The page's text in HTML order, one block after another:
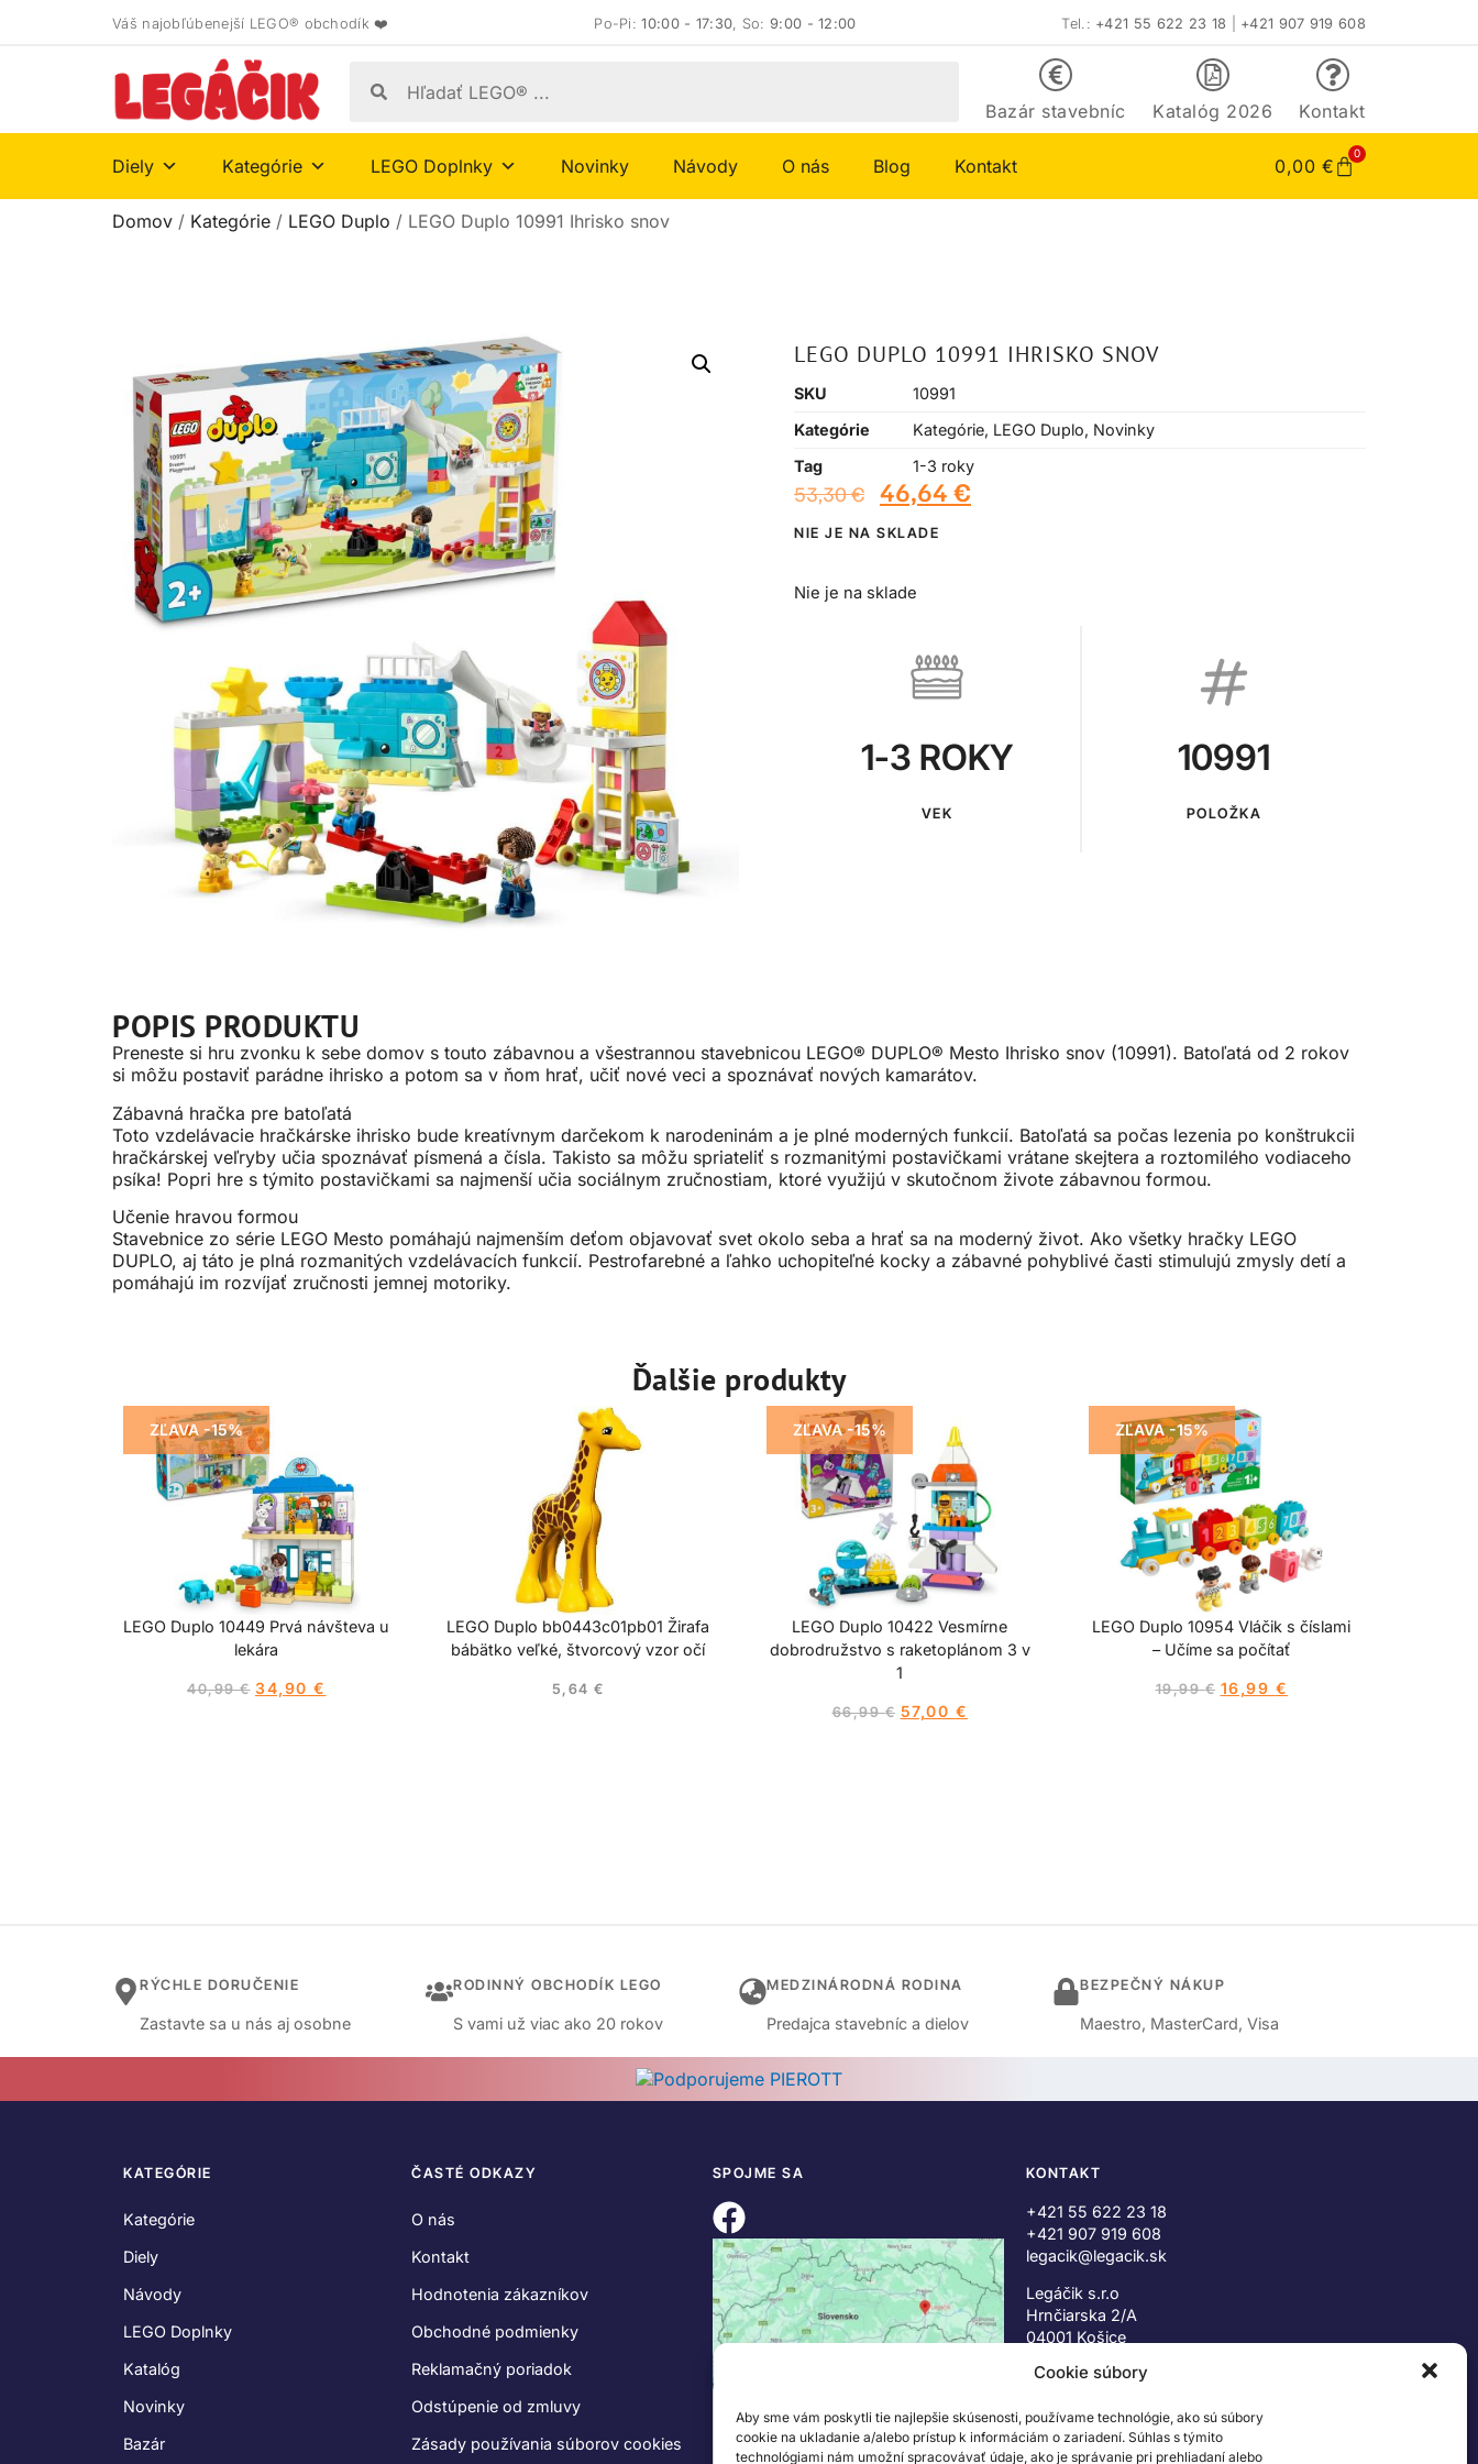
Cookie súbory
Aby sme vám poskytli tie najlepšie skúsenosti, používame technológie, ako sú súbory
cookie na ukladanie a/alebo prístup k informáciám o zariadení. Súhlas s týmito
technológiami nám umožní spracovávať údaje, ako je správanie pri prehliadaní alebo
Váš najobľúbenejší LEGO® obchodík ❤️ Po-Pi:10:00 - 17:30, So:9:00 - 12:00 Tel.: +421 55 622 23 18 +421 907 919 608
Bazár stavebníc Katalóg 2026 Kontakt
Diely Kategórie LEGO Doplnky Novinky Návody O nás Blog Kontakt 0,00 €
0
Domov / Kategórie / LEGO Duplo / LEGO Duplo 10991 Ihrisko snov
LEGO DUPLO 10991 IHRISKO SNOV
SKU
10991
Kategórie
Kategórie, LEGO Duplo, Novinky
Tag
1-3 roky
53,30€ 46,64 €
NIE JE NA SKLADE
Nie je na sklade
1-3 ROKY
VEK
10991
POLOŽKA
POPIS PRODUKTU
Preneste si hru zvonku k sebe domov s touto zábavnou a všestrannou stavebnicou LEGO® DUPLO® Mesto Ihrisko snov (10991). Batoľatá od 2 rokov
si môžu postaviť parádne ihrisko a potom sa v ňom hrať, učiť nové veci a spoznávať nových kamarátov.
Zábavná hračka pre batoľatá
Toto vzdelávacie hračkárske ihrisko bude kreatívnym darčekom k narodeninám a je plné moderných funkcií. Batoľatá sa počas lezenia po konštrukcii
hračkárskej veľryby učia spoznávať písmená a čísla. Takisto sa môžu spriateliť s rozmanitými postavičkami vrátane skejtera a roztomilého vodiaceho
psíka! Popri hre s týmito postavičkami sa najmenší učia sociálnym zručnostiam, ktoré využijú v skutočnom živote zábavnou formou.
Učenie hravou formou
Stavebnice zo série LEGO Mesto pomáhajú najmenším deťom objavovať svet okolo seba a hrať sa na moderný život. Ako všetky hračky LEGO
DUPLO, aj táto je plná rozmanitých vzdelávacích funkcií. Pestrofarebné a ľahko uchopiteľné kocky a zábavné pohyblivé časti stimulujú zmysly detí a
pomáhajú im rozvíjať zručnosti jemnej motoriky.
Ďalšie produkty
ZĽAVA -15%
LEGO Duplo 10449 Prvá návšteva u
lekára
40,99€ 34,90 €
LEGO Duplo bb0443c01pb01 Žirafa
bábätko veľké, štvorcový vzor očí
5,64€
ZĽAVA -15%
LEGO Duplo 10422 Vesmírne
dobrodružstvo s raketoplánom 3 v
1
66,99€ 57,00 €
ZĽAVA -15%
LEGO Duplo 10954 Vláčik s číslami
– Učíme sa počítať
19,99€ 16,99 €
RÝCHLE DORUČENIE
Zastavte sa u nás aj osobne
RODINNÝ OBCHODÍK LEGO
S vami už viac ako 20 rokov
MEDZINÁRODNÁ RODINA
Predajca stavebníc a dielov
BEZPEČNÝ NÁKUP
Maestro, MasterCard, Visa
KATEGÓRIE
Kategórie
Diely
Návody
LEGO Doplnky
Katalóg
Novinky
Bazár
ČASTÉ ODKAZY
O nás
Kontakt
Hodnotenia zákazníkov
Obchodné podmienky
Reklamačný poriadok
Odstúpenie od zmluvy
Zásady používania súborov cookies
SPOJME SA KONTAKT
+421 55 622 23 18
+421 907 919 608
legacik@legacik.sk
Legáčik s.r.o
Hrnčiarska 2/A
04001 Košice
IČ DPH: SK2023978330